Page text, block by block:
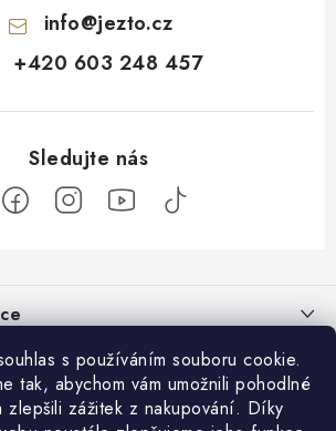
s používáním souboru cookie.
tak, abychom vám umožnili pohodlné
zážitek z nakupování. Díky
info@jezto.cz
+420 603 248 457